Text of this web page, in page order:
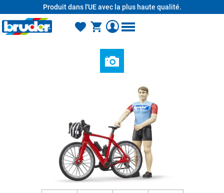
Produit dans l'UE avec la plus haute qualité.